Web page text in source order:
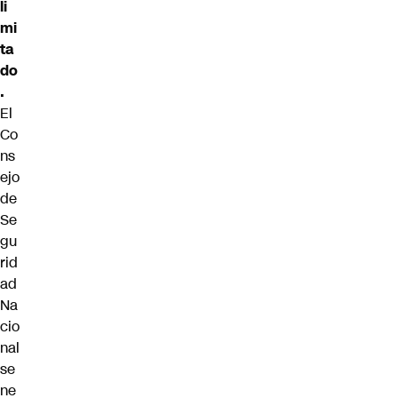
li
mi
ta
do
.
El
Co
ns
ejo
de
Se
gu
rid
ad
Na
cio
nal
se
ne